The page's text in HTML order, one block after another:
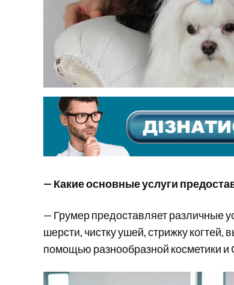
— Какие основные услуги
— Грумер предоставляет различные
шерсти, чистку ушей, стрижку
помощью разнообразной косметики и